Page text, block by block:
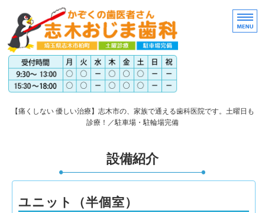
埼玉
【痛くしない 優しい治療】志木市の、家族で通える歯科医院です。土曜日も
診療！／駐車場・駐輪場完備
設備紹介
ユニット（半個室）